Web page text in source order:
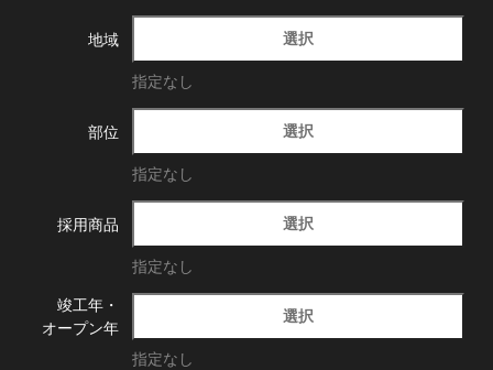
地域 選択
指定なし
部位 選択
指定なし
採用商品 選択
指定なし
竣工年・
オープン年
選択
指定なし